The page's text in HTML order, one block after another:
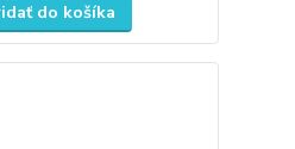
do košíka